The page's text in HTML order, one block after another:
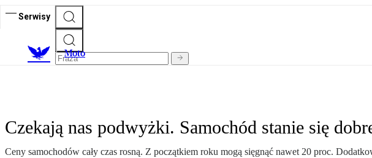
Serwisy
Moto
Czekają nas podwyżki. Samochód stanie się
Ceny samochodów cały czas rosną. Z początkiem roku mogą sięgnąć nawet 20 proc.